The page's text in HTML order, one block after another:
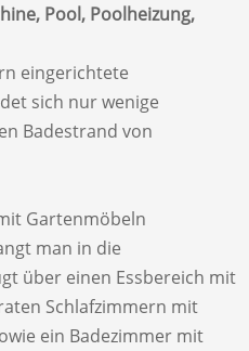
Pool, Poolheizung,
eingerichtete
sich nur wenige
Badestrand von
Gartenmöbeln
man in die
über einen Essbereich mit
Schlafzimmern mit
ein Badezimmer mit